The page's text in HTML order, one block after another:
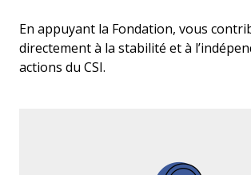
En appuyant la Fondation, vous
directement à la stabilité et à
actions du CSI.